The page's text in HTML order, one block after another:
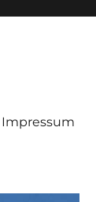
Impressum